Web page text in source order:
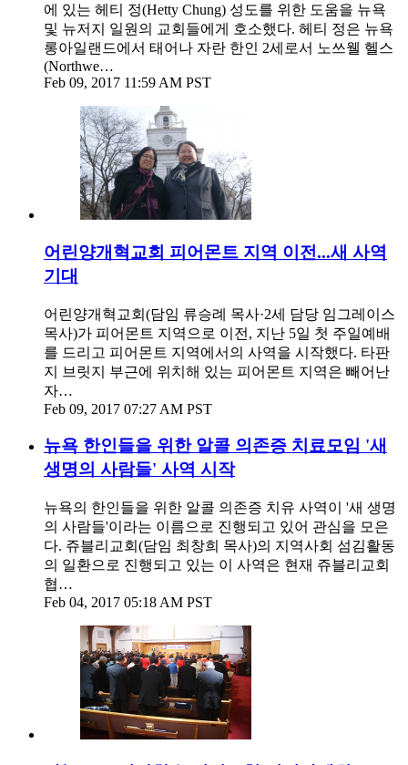
에 있는 헤티 정(Hetty Chung) 성도를 위한 도움을 뉴욕
및 뉴저지 일원의 교회들에게 호소했다. 헤티 정은 뉴욕
롱아일랜드에서 태어나 자란 한인 2세로서 노쓰웰 헬스
(Northwe…
Feb 09, 2017 11:59 AM PST
어린양개혁교회 피어몬트 지역 이전...새 사역
기대
어린양개혁교회(담임 류승례 목사·2세 담당 임그레이스
목사)가 피어몬트 지역으로 이전, 지난 5일 첫 주일예배
를 드리고 피어몬트 지역에서의 사역을 시작했다. 타판
지 브릿지 부근에 위치해 있는 피어몬트 지역은 빼어난
자…
Feb 09, 2017 07:27 AM PST
뉴욕 한인들을 위한 알콜 의존증 치료모임 '새
생명의 사람들' 사역 시작
뉴욕의 한인들을 위한 알콜 의존증 치유 사역이 '새 생명
의 사람들'이라는 이름으로 진행되고 있어 관심을 모은
다. 쥬블리교회(담임 최창희 목사)의 지역사회 섬김활동
의 일환으로 진행되고 있는 이 사역은 현재 쥬블리교회
협…
Feb 04, 2017 05:18 AM PST